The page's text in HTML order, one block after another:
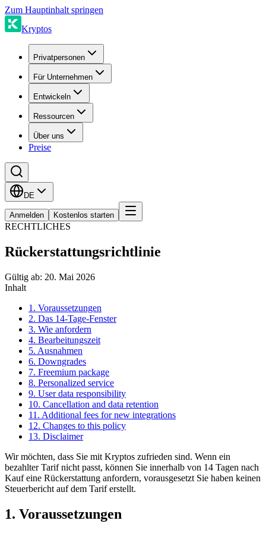
Zum Hauptinhalt springen
Kryptos
Privatpersonen
Für Unternehmen
Entwickeln
Ressourcen
Über uns
Preise
DE
Anmelden Kostenlos starten
RECHTLICHES
Rückerstattungsrichtlinie
Gültig ab: 20. Mai 2026
Inhalt
1. Voraussetzungen
2. Das 14-Tage-Fenster
3. Wie anfordern
4. Bearbeitungszeit
5. Ausnahmen
6. Downgrades
7. Freemium package
8. Personalized service
9. User data responsibility
10. Cancellation and data retention
11. Additional fees for new integrations
12. Changes to this policy
13. Disclaimer
Wir möchten, dass Sie mit Kryptos zufrieden sind. Wenn ein
bezahlter Tarif nicht passt, können Sie innerhalb von 14 Tagen nach
Kauf eine Rückerstattung anfordern, vorausgesetzt Sie haben keinen
Steuerbericht auf dem Tarif erstellt.
1. Voraussetzungen